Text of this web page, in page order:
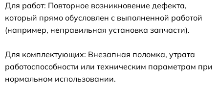
Для работ: Повторное возникновение дефекта,
который прямо обусловлен с выполненной работой
(например, неправильная установка запчасти).
Для комплектующих: Внезапная поломка, утрата
работоспособности или техническим параметрам при
нормальном использовании.